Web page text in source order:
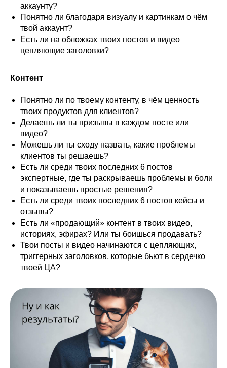
аккаунту?
Понятно ли благодаря визуалу и картинкам о чём
твой аккаунт?
Есть ли на обложках твоих постов и видео
цепляющие заголовки?
Контент
Понятно ли по твоему контенту, в чём ценность
твоих продуктов для клиентов?
Делаешь ли ты призывы в каждом посте или
видео?
Можешь ли ты сходу назвать, какие проблемы
клиентов ты решаешь?
Есть ли среди твоих последних 6 постов
экспертные, где ты раскрываешь проблемы и боли
и показываешь простые решения?
Есть ли среди твоих последних 6 постов кейсы и
отзывы?
Есть ли «продающий» контент в твоих видео,
историях, эфирах? Или ты боишься продавать?
Твои посты и видео начинаются с цепляющих,
триггерных заголовков, которые бьют в сердечко
твоей ЦА?